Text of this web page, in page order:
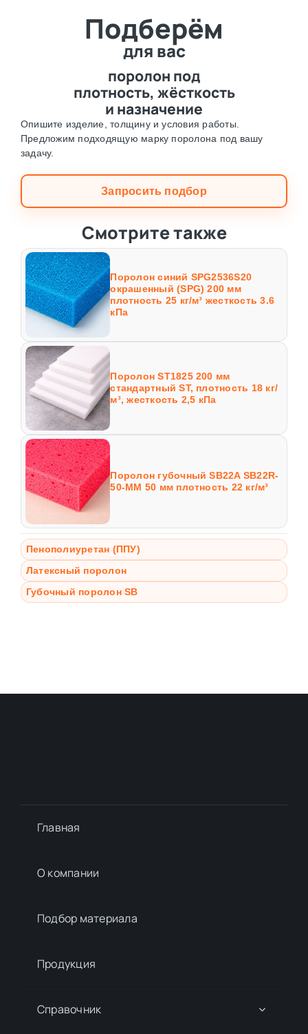
Подберём
для вас
поролон под
плотность, жёсткость
и назначение
Опишите изделие, толщину и условия работы.
Предложим подходящую марку поролона под вашу
задачу.
Запросить подбор
Смотрите также
Поролон синий SPG2536S20
окрашенный (SPG) 200 мм
плотность 25 кг/м³ жесткость 3.6
кПа
Поролон ST1825 200 мм
стандартный ST, плотность 18 кг/
м³, жесткость 2,5 кПа
Поролон губочный SB22A SB22R-
50-MM 50 мм плотность 22 кг/м³
Пенополиуретан (ППУ)
Латексный поролон
Губочный поролон SB
Главная
О компании
Подбор материалa
Продукция
Справочник